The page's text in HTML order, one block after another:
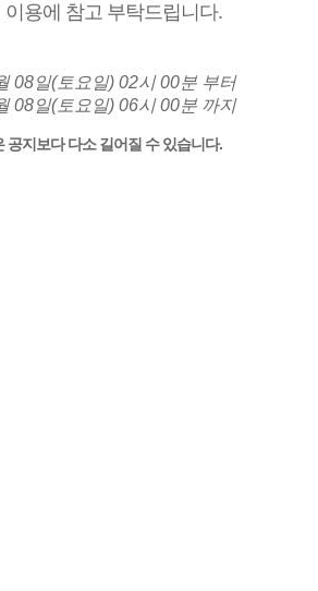
이용에 참고 부탁드립니다.
08일(토요일) 02시 00분 부터
08일(토요일) 06시 00분 까지
공지보다 다소 길어질 수 있습니다.